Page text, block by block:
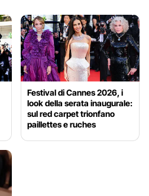
Festival di Cannes 2026, i
look della serata inaugurale:
sul red carpet trionfano
paillettes e ruches